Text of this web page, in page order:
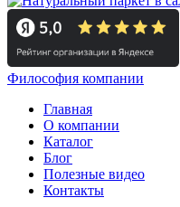
Философия компании
Главная
О компании
Каталог
Блог
Полезные видео
Контакты